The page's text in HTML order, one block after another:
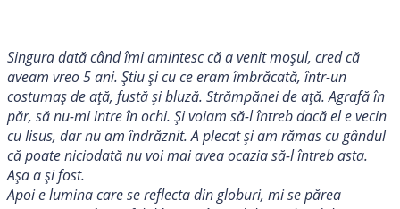
Singura dată când îmi amintesc că a venit moșul, cred că
aveam vreo 5 ani. Știu și cu ce eram îmbrăcată, într-un
costumaș de ață, fustă și bluză. Strămpănei de ață. Agrafă în
păr, să nu-mi intre în ochi. Și voiam să-l întreb dacă el e vecin
cu Iisus, dar nu am îndrăznit. A plecat și am rămas cu gândul
că poate niciodată nu voi mai avea ocazia să-l întreb asta.
Așa a și fost.
Apoi e lumina care se reflecta din globuri, mi se părea